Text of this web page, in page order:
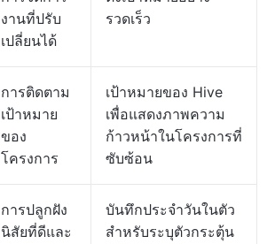
งานที่ปรับ
เปลี่ยนได้
รวดเร็ว
การติดตาม
เป้าหมาย
ของ
โครงการ
เป้าหมายของ Hive
เพื่อแสดงภาพความ
ก้าวหน้าในโครงการที่
ซับซ้อน
การปลูกฝัง
นิสัยที่ดีและ
บันทึกประจำวันในตัว
สำหรับระบุตัวกระตุ้น